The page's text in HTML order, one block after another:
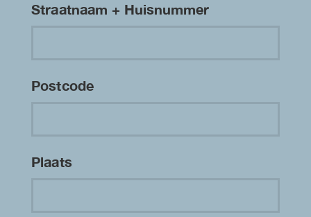
Straatnaam + Huisnummer
Postcode
Plaats